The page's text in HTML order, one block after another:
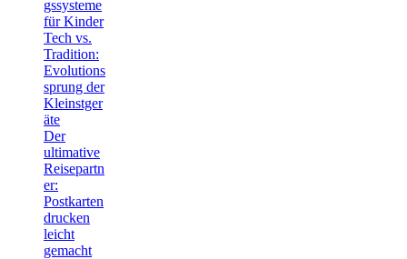
gssysteme
für Kinder
Tech vs.
Tradition:
Evolutions
sprung der
Kleinstger
äte
Der
ultimative
Reisepartn
er:
Postkarten
drucken
leicht
gemacht